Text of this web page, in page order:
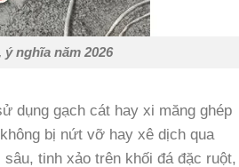
nghĩa năm 2026
dụng gạch cát hay xi măng ghép
bị nứt vỡ hay xê dịch qua
tinh xảo trên khối đá đặc ruột,